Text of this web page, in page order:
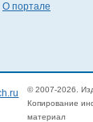
О портале
© 2007-2026.
Копирование
материал